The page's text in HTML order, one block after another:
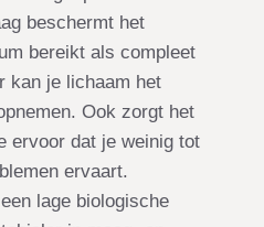
beschermt het
bereikt als compleet
kan je lichaam het
Ook zorgt het
ervoor dat je weinig tot
ervaart.
lage biologische